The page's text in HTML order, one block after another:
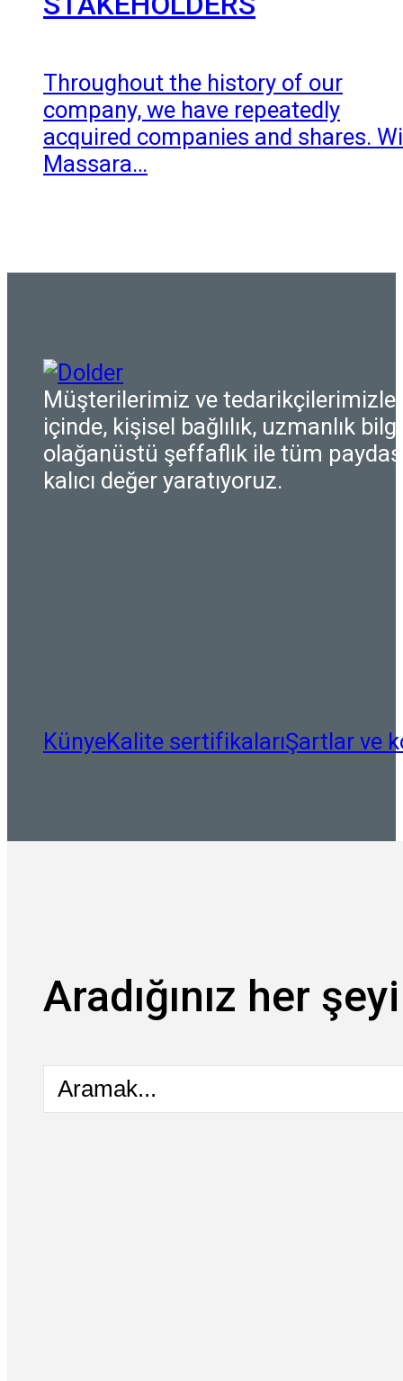
Throughout the history of our
company, we have repeatedly
acquired companies and shares.
Massara…
Müşterilerimiz ve tedarikçilerimizle
içinde, kişisel bağlılık, uzmanlık
olağanüstü şeffaflık ile tüm
kalıcı değer yaratıyoruz.
KünyeKalite sertifikalarıŞartlar ve
Aradığınız her
Aramak...